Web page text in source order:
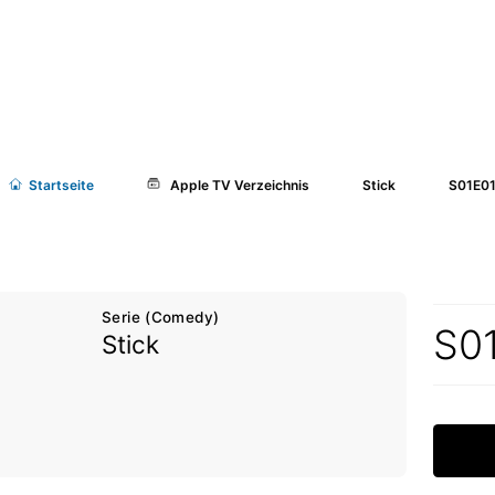
Startseite Apple TV Verzeichnis Stick
Serie (Comedy)
Stick